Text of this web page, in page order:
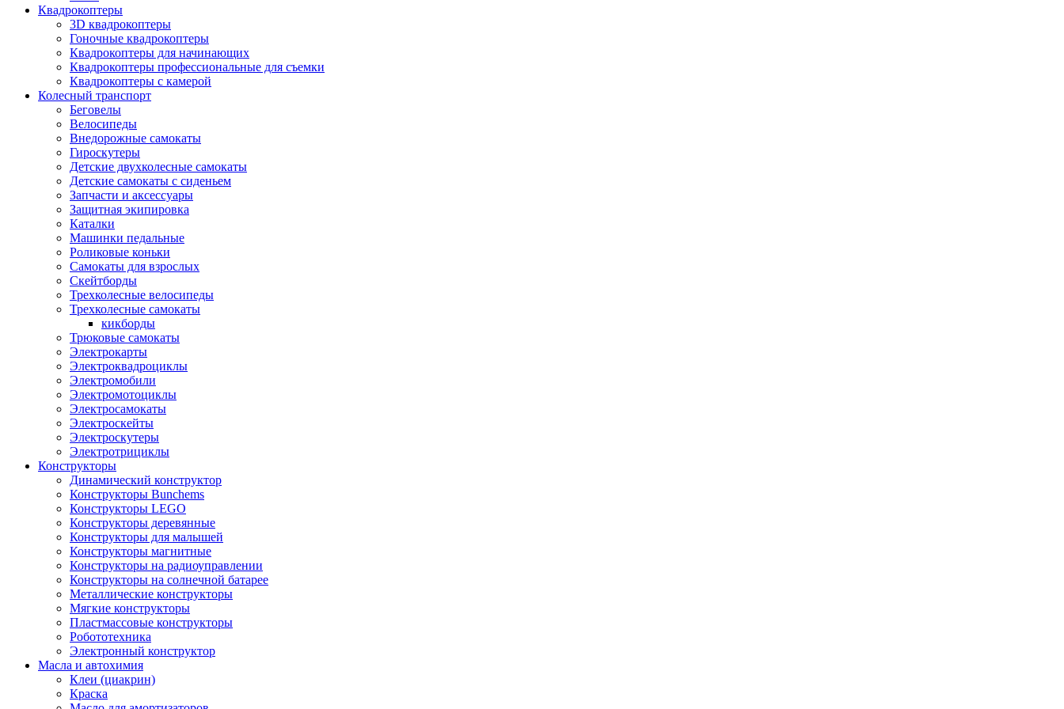
Квадрокоптеры
3D квадрокоптеры
Гоночные квадрокоптеры
Квадрокоптеры для начинающих
Квадрокоптеры профессиональные для съемки
Квадрокоптеры с камерой
Колесный транспорт
Беговелы
Велосипеды
Внедорожные самокаты
Гироскутеры
Детские двухколесные самокаты
Детские самокаты с сиденьем
Запчасти и аксессуары
Защитная экипировка
Каталки
Машинки педальные
Роликовые коньки
Самокаты для взрослых
Скейтборды
Трехколесные велосипеды
Трехколесные самокаты
кикборды
Трюковые самокаты
Электрокарты
Электроквадроциклы
Электромобили
Электромотоциклы
Электросамокаты
Электроскейты
Электроскутеры
Электротрициклы
Конструкторы
Динамический конструктор
Конструкторы Bunchems
Конструкторы LEGO
Конструкторы деревянные
Конструкторы для малышей
Конструкторы магнитные
Конструкторы на радиоуправлении
Конструкторы на солнечной батарее
Металлические конструкторы
Мягкие конструкторы
Пластмассовые конструкторы
Робототехника
Электронный конструктор
Масла и автохимия
Клеи (циакрин)
Краска